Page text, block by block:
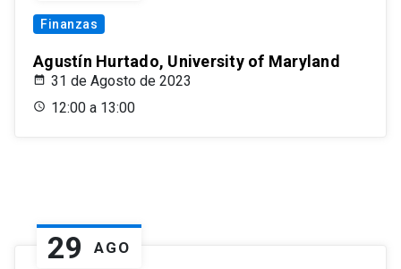
Finanzas
Agustín Hurtado, University of Maryland
31 de Agosto de 2023
12:00 a 13:00
29 AGO